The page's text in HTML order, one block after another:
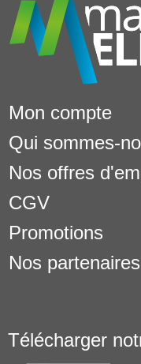
Mon compte
Qui sommes-
Nos offres
CGV
Promotions
Nos partenaires
Télécharger